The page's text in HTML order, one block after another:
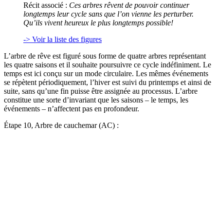
Récit associé : Ces arbres rêvent de pouvoir continuer
longtemps leur cycle sans que l’on vienne les perturber.
Qu’ils vivent heureux le plus longtemps possible!
-> Voir la liste des figures
L’arbre de rêve est figuré sous forme de quatre arbres représentant
les quatre saisons et il souhaite poursuivre ce cycle indéfiniment. Le
temps est ici conçu sur un mode circulaire. Les mêmes événements
se répètent périodiquement, l’hiver est suivi du printemps et ainsi de
suite, sans qu’une fin puisse être assignée au processus. L’arbre
constitue une sorte d’invariant que les saisons – le temps, les
événements – n’affectent pas en profondeur.
Étape 10, Arbre de cauchemar (AC) :